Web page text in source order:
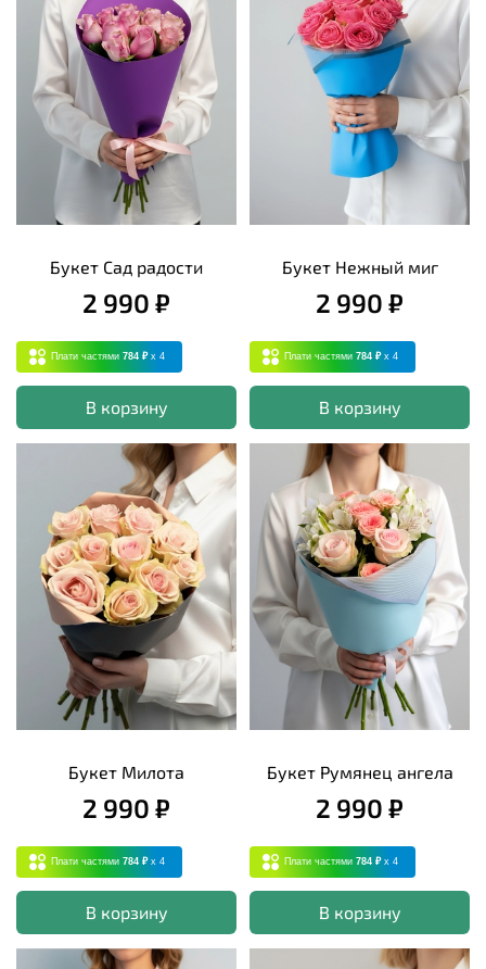
Букет Сад радости
2 990 ₽
Плати частями 784 ₽ x 4
В корзину
Букет Нежный миг
2 990 ₽
Плати частями 784 ₽ x 4
В корзину
Букет Милота
2 990 ₽
Плати частями 784 ₽ x 4
В корзину
Букет Румянец ангела
2 990 ₽
Плати частями 784 ₽ x 4
В корзину